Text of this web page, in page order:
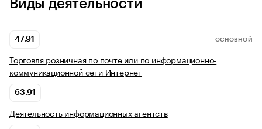
Виды деятельности
47.91 ОСНОВНОЙ
Торговля розничная по почте или по информационно-
коммуникационной сети Интернет
63.91
Деятельность информационных агентств